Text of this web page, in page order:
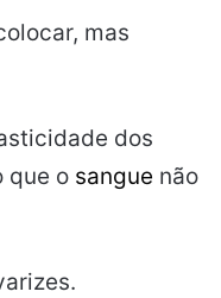
mas
dos
que o sangue não